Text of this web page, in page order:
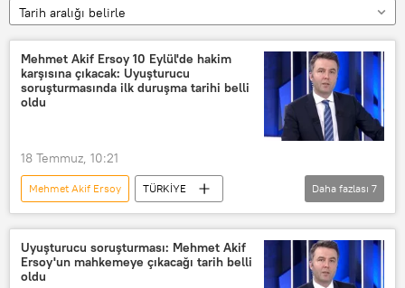
Tarih aralığı belirle
Mehmet Akif Ersoy 10 Eylül'de hakim
karşısına çıkacak: Uyuşturucu
soruşturmasında ilk duruşma tarihi belli
oldu
18 Temmuz, 10:21
Mehmet Akif Ersoy
TÜRKİYE
İstanbul
Tanca
Veyis Ateş
Umut Evirgen
Ağır Ceza Mahkemesi
Haberler
Türkiye
Daha fazlası 7
Uyuşturucu soruşturması: Mehmet Akif
Ersoy'un mahkemeye çıkacağı tarih belli
oldu